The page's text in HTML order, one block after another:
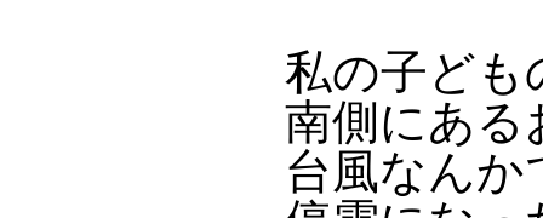
私の子ども
南側にある
台風なんか